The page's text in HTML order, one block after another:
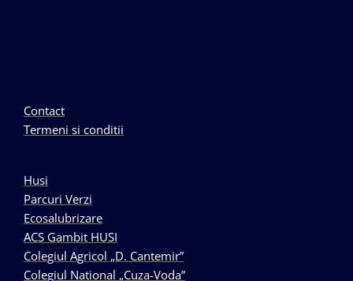
Contact
Termeni si conditii
Husi
Parcuri Verzi
Ecosalubrizare
ACS Gambit HUSI
Colegiul Agricol „D. Cantemir”
Colegiul National „Cuza-Voda”